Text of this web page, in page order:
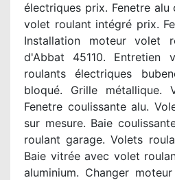
électriques prix. Fenetre alu
volet roulant intégré prix.
Installation moteur volet
d'Abbat 45110. Entretien
roulants électriques
bloqué. Grille métallique.
Fenetre coulissante alu.
sur mesure. Baie
roulant garage. Volets
Baie vitrée avec volet
aluminium. Changer